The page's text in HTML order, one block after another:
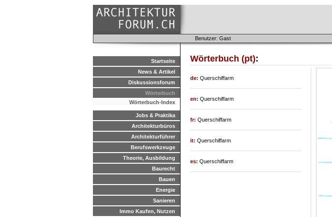
Benutzer: Gast
Startseite
News & Artikel
Diskussionsforum
Wörterbuch
Wörterbuch-Index
Jobs & Praktika
Architekturbüros
Architekturführer
Berufswerkzeuge
Theorie, Ausbildung
Baurecht
Bauen
Energie
Sanieren
Immo Kaufen, Nutzen
Wörterbuch (pt):
de: Querschiffarm
en: Querschiffarm
fr: Querschiffarm
it: Querschiffarm
es: Querschiffarm